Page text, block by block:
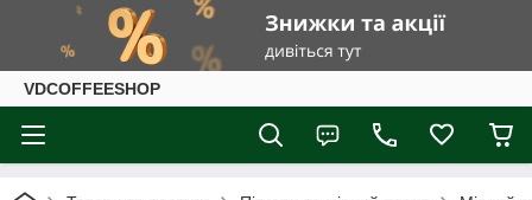
VDCOFFEESHOP